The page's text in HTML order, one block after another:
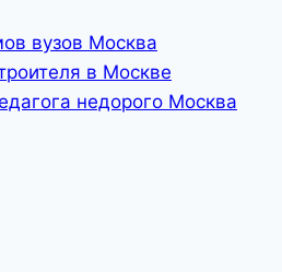
вузов Москва
в Москве
недорого Москва